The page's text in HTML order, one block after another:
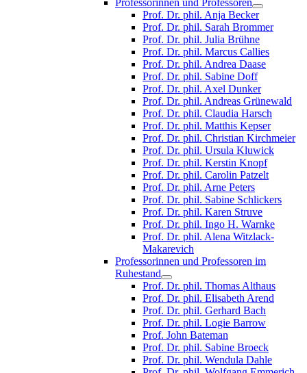
Prof. Dr. phil. Anja Becker
Prof. Dr. phil. Sarah Brommer
Prof. Dr. phil. Julia Brühne
Prof. Dr. phil. Marcus Callies
Prof. Dr. phil. Andrea Daase
Prof. Dr. phil. Sabine Doff
Prof. Dr. phil. Axel Dunker
Prof. Dr. phil. Andreas Grünewald
Prof. Dr. phil. Claudia Harsch
Prof. Dr. phil. Matthis Kepser
Prof. Dr. phil. Christian Kirchmeier
Prof. Dr. phil. Ursula Kluwick
Prof. Dr. phil. Kerstin Knopf
Prof. Dr. phil. Carolin Patzelt
Prof. Dr. phil. Arne Peters
Prof. Dr. phil. Sabine Schlickers
Prof. Dr. phil. Karen Struve
Prof. Dr. phil. Ingo H. Warnke
Prof. Dr. phil. Alena Witzlack-
Makarevich
Professorinnen und Professoren im
Ruhestand
Prof. Dr. phil. Thomas Althaus
Prof. Dr. phil. Elisabeth Arend
Prof. Dr. phil. Gerhard Bach
Prof. Dr. phil. Logie Barrow
Prof. John Bateman
Prof. Dr. phil. Sabine Broeck
Prof. Dr. phil. Wendula Dahle